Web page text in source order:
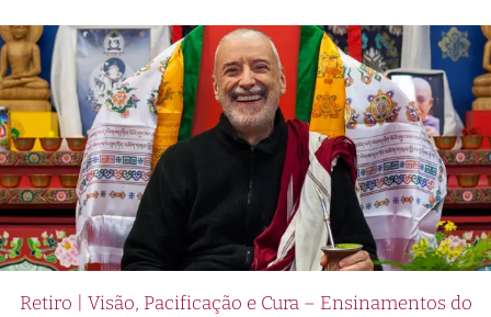
Retiro | Visão, Pacificação e Cura – Ensinamentos do